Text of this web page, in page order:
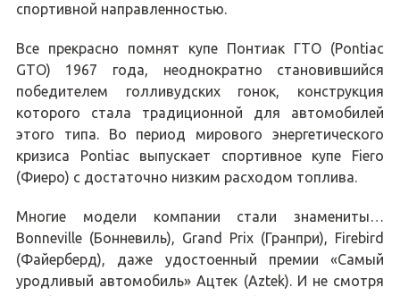
спортивной направленностью.
Все прекрасно помнят купе Понтиак ГТО (Pontiac
GTO) 1967 года, неоднократно становившийся
победителем голливудских гонок, конструкция
которого стала традиционной для автомобилей
этого типа. Во период мирового энергетического
кризиса Pontiac выпускает спортивное купе Fiero
(Фиеро) с достаточно низким расходом топлива.
Многие модели компании стали знамениты…
Bonneville (Бонневиль), Grand Prix (Гранпри), Firebird
(Файерберд), даже удостоенный премии «Самый
уродливый автомобиль» Ацтек (Aztek). И не смотря